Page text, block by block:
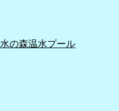
水の森温水プール